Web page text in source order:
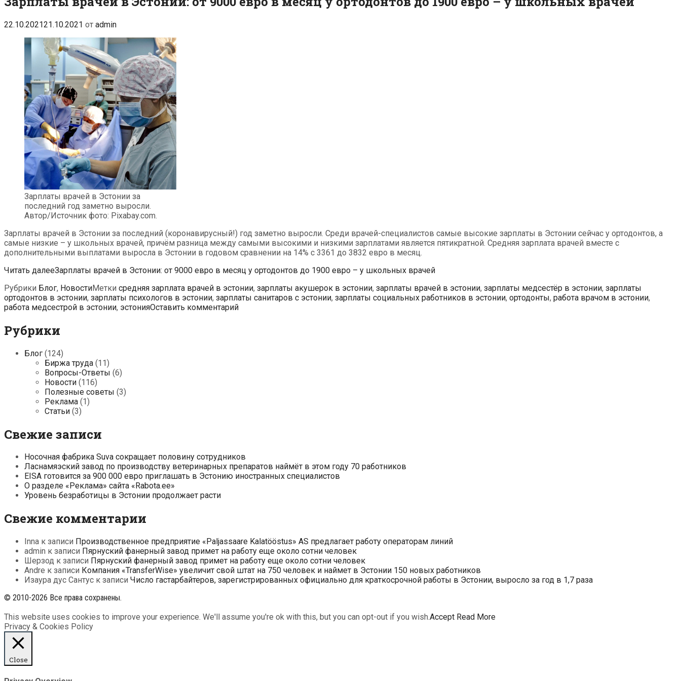
22.10.202121.10.2021 от admin
Зарплаты врачей в Эстонии за
последний год заметно выросли.
Автор/Источник фото: Pixabay.com.
Зарплаты врачей в Эстонии за последний (коронавирусный!) год заметно выросли. Среди врачей-специалистов самые высокие зарплаты в Эстонии сейчас у ортодонтов, а
самые низкие – у школьных врачей, причём разница между самыми высокими и низкими зарплатами является пятикратной. Средняя зарплата врачей вместе с
дополнительными выплатами выросла в Эстонии в годовом сравнении на 14% с 3361 до 3832 евро в месяц.
Читать далееЗарплаты врачей в Эстонии: от 9000 евро в месяц у ортодонтов до 1900 евро – у школьных врачей
Рубрики Блог, НовостиМетки cредняя зарплата врачей в эстонии, зарплаты акушерок в эстонии, зарплаты врачей в эстонии, зарплаты медсестёр в эстонии, зарплаты
ортодонтов в эстонии, зарплаты психологов в эстонии, зарплаты санитаров с эстонии, зарплаты социальных работников в эстонии, ортодонты, работа врачом в эстонии,
работа медсестрой в эстонии, эстонияОставить комментарий
Рубрики
Блог (124)
Биржа труда (11)
Вопросы-Ответы (6)
Новости (116)
Полезные советы (3)
Реклама (1)
Статьи (3)
Свежие записи
Носочная фабрика Suva сокращает половину сотрудников
Ласнамяэский завод по производству ветеринарных препаратов наймёт в этом году 70 работников
EISA готовится за 900 000 евро приглашать в Эстонию иностранных специалистов
О разделе «Реклама» сайта «Rabota.ee»
Уровень безработицы в Эстонии продолжает расти
Свежие комментарии
Inna к записи Производственное предприятие «Paljassaare Kalatööstus» AS предлагает работу операторам линий
admin к записи Пярнуский фанерный завод примет на работу еще около сотни человек
Шерзод к записи Пярнуский фанерный завод примет на работу еще около сотни человек
Andre к записи Компания «TransferWise» увеличит свой штат на 750 человек и наймет в Эстонии 150 новых работников
Изаура дус Сантус к записи Число гастарбайтеров, зарегистрированных официально для краткосрочной работы в Эстонии, выросло за год в 1,7 раза
© 2010-2026 Все права сохранены.
This website uses cookies to improve your experience. We'll assume you're ok with this, but you can opt-out if you wish.Accept Read More
Privacy & Cookies Policy
Close